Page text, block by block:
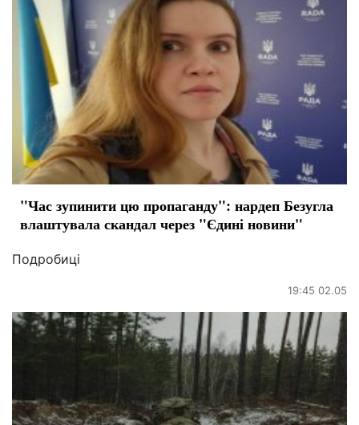
"Час зупинити цю пропаганду": нардеп Безугла
влаштувала скандал через "Єдині новини"
Подробиці
19:45 02.05